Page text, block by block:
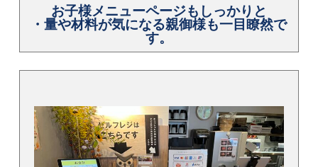
お子様メニューページもしっかりと
・量や材料が気になる親御様も一目瞭然で
す。